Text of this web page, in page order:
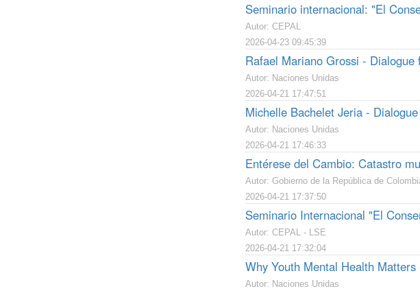
Seminario internacional: "El
Autor: CEPAL
2026-04-23 09:45:39
Rafael Mariano Grossi -
Autor: Naciones Unidas
2026-04-21 17:47:51
Michelle Bachelet Jeria -
Autor: Naciones Unidas
2026-04-21 17:46:33
Entérese del Cambio: Catastro
Autor: Gobierno de la República de
2026-04-21 17:37:50
Seminario Internacional "El
Autor: CEPAL - LSE
2026-04-21 17:32:04
Why Youth Mental Health
Autor: Naciones Unidas